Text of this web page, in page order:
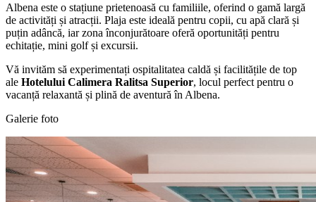
Albena este o stațiune prietenoasă cu familiile, oferind o gamă largă
de activități și atracții. Plaja este ideală pentru copii, cu apă clară și
puțin adâncă, iar zona înconjurătoare oferă oportunități pentru
echitație, mini golf și excursii.
Vă invităm să experimentați ospitalitatea caldă și facilitățile de top
ale Hotelului Calimera Ralitsa Superior, locul perfect pentru o
vacanță relaxantă și plină de aventură în Albena.
Galerie foto